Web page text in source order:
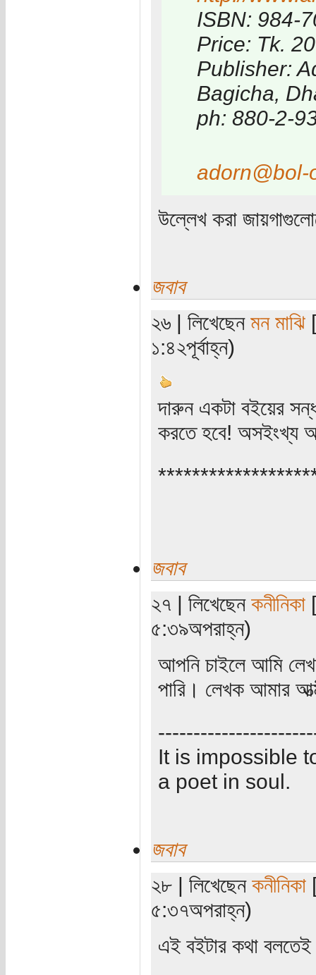
ISBN: 984-
Price: Tk.
Publisher:
Bagicha,
ph: 880-2-
adorn@bol-
উল্লেখ করা
জবাব
২৬ | লিখেছেন মন মাঝি
১:৪২পূর্বাহ্ন)
দারুন একটা বইয়ের
করতে হবে! অসইংখ্য
জবাব
২৭ | লিখেছেন কনীনিকা
৫:৩৯অপরাহ্ন)
আপনি চাইলে আমি
পারি। লেখক আমার
It is impossible
a poet in soul.
জবাব
২৮ | লিখেছেন কনীনিকা
৫:৩৭অপরাহ্ন)
এই বইটার কথা